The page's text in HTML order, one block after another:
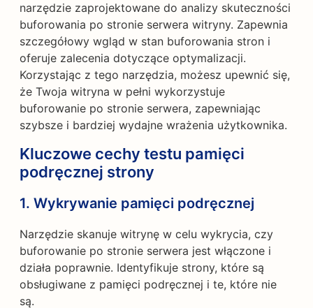
narzędzie zaprojektowane do analizy skuteczności
buforowania po stronie serwera witryny. Zapewnia
szczegółowy wgląd w stan buforowania stron i
oferuje zalecenia dotyczące optymalizacji.
Korzystając z tego narzędzia, możesz upewnić się,
że Twoja witryna w pełni wykorzystuje
buforowanie po stronie serwera, zapewniając
szybsze i bardziej wydajne wrażenia użytkownika.
Kluczowe cechy testu pamięci
podręcznej strony
1. Wykrywanie pamięci podręcznej
Narzędzie skanuje witrynę w celu wykrycia, czy
buforowanie po stronie serwera jest włączone i
działa poprawnie. Identyfikuje strony, które są
obsługiwane z pamięci podręcznej i te, które nie
są.